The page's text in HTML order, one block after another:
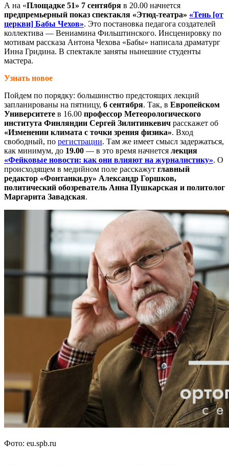
А на «Площадке 51» 7 сентября в 20.00 начнется
предпремьерный показ спектакля «Этюд-театра» «Тень [от
церкви] Бабы Чехов». Это постановка педагога создателей
коллектива — Вениамина Фильштинского. Инсценировку по
мотивам рассказа Антона Чехова «Бабы» написала драматург
Инна Гридина. В спектакле заняты нынешние студенты
мастера.
Узнать новое
Пойдем по порядку: большинство предстоящих лекций
запланированы на пятницу, 6 сентября. Так, в Европейском
Университете в 16.00 профессор Метеорологического
института Финляндии Сергей Зилитинкевич расскажет об
«Изменении климата с точки зрения физика». Вход
свободный, по регистрации. Там же имеет смысл задержаться,
как минимум, до 19.00 — в это время начнется лекция
«Фейковые новости: как они влияют на журналистику». О
происходящем в медийном поле расскажут главный
редактор «Фонтанки.ру» Александр Горшков,
политический обозреватель Анна Пушкарская и политолог
Маргарита Завадская.
Фото: eu.spb.ru